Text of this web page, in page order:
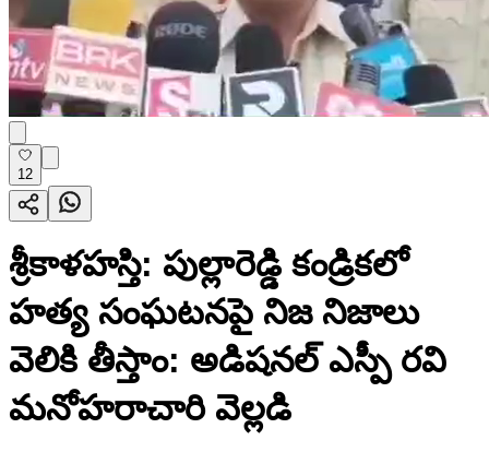
12
శ్రీకాళహస్తి: పుల్లారెడ్డి కండ్రికలో
హత్య సంఘటనపై నిజ నిజాలు
వెలికి తీస్తాం: అడిషనల్ ఎస్పీ రవి
మనోహరాచారి వెల్లడి